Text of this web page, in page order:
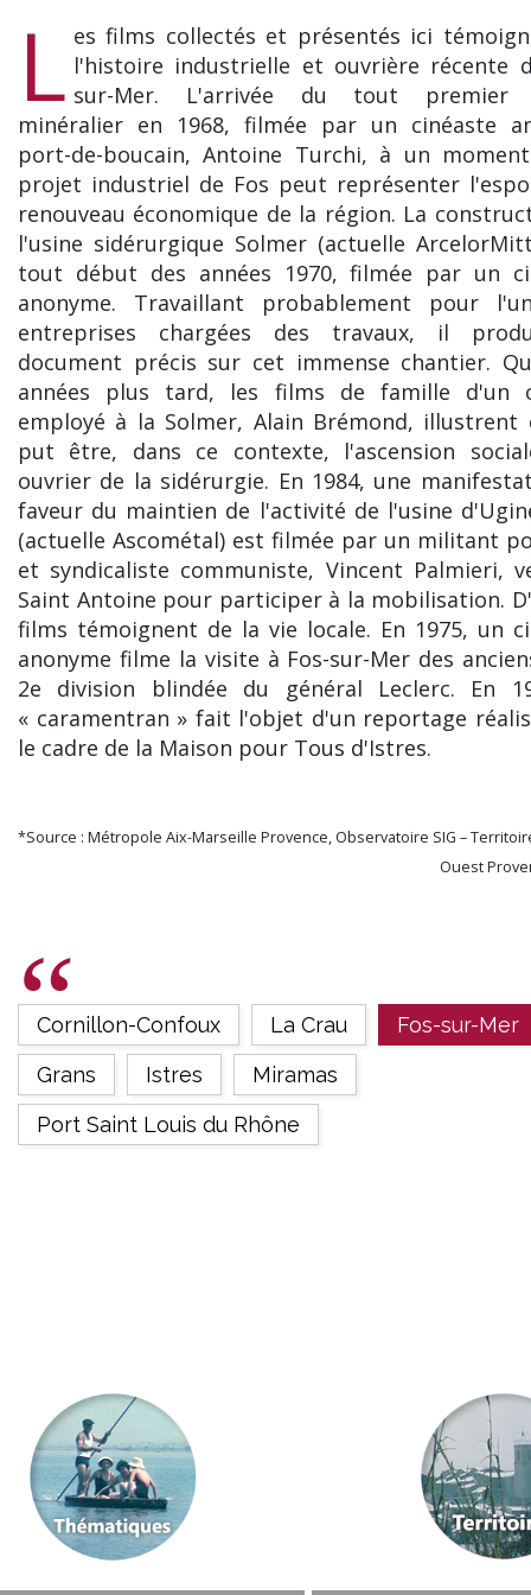
L es films collectés et présentés ici
l'histoire industrielle et ouvrière récente
sur-Mer. L'arrivée du tout premier
minéralier en 1968, filmée par un cinéaste
port-de-boucain, Antoine Turchi, à un
projet industriel de Fos peut représenter
renouveau économique de la région. La
l'usine sidérurgique Solmer (actuelle
tout début des années 1970, filmée par un
anonyme. Travaillant probablement pour
entreprises chargées des travaux, il
document précis sur cet immense chantier.
années plus tard, les films de famille d'un
employé à la Solmer, Alain Brémond, illustrent
put être, dans ce contexte, l'ascension
ouvrier de la sidérurgie. En 1984, une
faveur du maintien de l'activité de l'usine
(actuelle Ascométal) est filmée par un militant
et syndicaliste communiste, Vincent Palmieri,
Saint Antoine pour participer à la mobilisation.
films témoignent de la vie locale. En 1975, un
anonyme filme la visite à Fos-sur-Mer des
2e division blindée du général Leclerc. En
« caramentran » fait l'objet d'un reportage
le cadre de la Maison pour Tous d'Istres.
*Source : Métropole Aix-Marseille Provence, Observatoire SIG –
Ouest
Cornillon-Confoux La Crau
Fos-sur-Mer
Grans
Istres
Miramas
Port Saint Louis du Rhône